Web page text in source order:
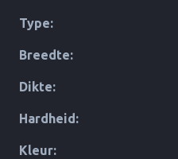
Type:
Breedte:
Dikte:
Hardheid:
Kleur: